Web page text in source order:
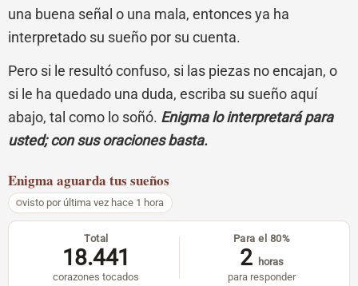
una buena señal o una mala, entonces ya ha
interpretado su sueño por su cuenta.
Pero si le resultó confuso, si las piezas no encajan, o
si le ha quedado una duda, escriba su sueño aquí
abajo, tal como lo soñó. Enigma lo interpretará para
usted; con sus oraciones basta.
Enigma aguarda tus sueños
visto por última vez hace 1 hora
Total
18.441
corazones tocados
Para el 80%
2 horas
para responder